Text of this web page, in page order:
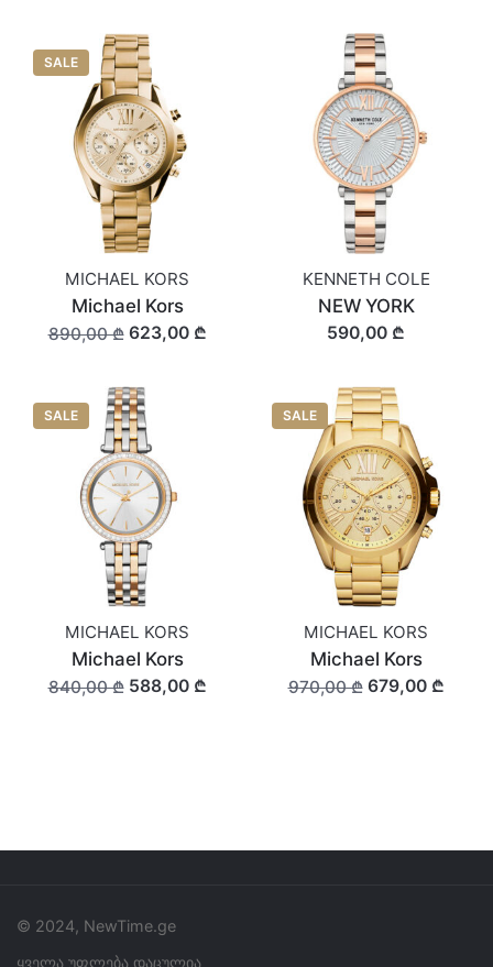
SALE
MICHAEL KORS
Michael Kors
890,00 ₾623,00 ₾
KENNETH COLE
NEW YORK
590,00 ₾
SALE
MICHAEL KORS
Michael Kors
840,00 ₾588,00 ₾
SALE
MICHAEL KORS
Michael Kors
970,00 ₾679,00 ₾
© 2024, NewTime.ge
ყველა უფლება დაცულია